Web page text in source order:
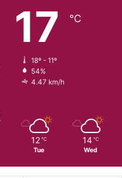
17 ℃
18º - 11º
54%
4.47 km/h
12 ℃
Tue
14 ℃
Wed